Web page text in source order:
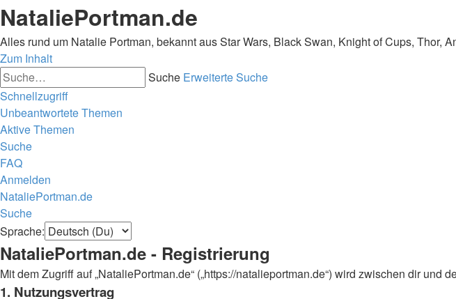
NataliePortman.de
Alles rund um Natalie Portman, bekannt aus Star Wars, Black Swan, Knight of Cups, Thor,
Zum Inhalt
Suche Erweiterte Suche
Schnellzugriff
Unbeantwortete Themen
Aktive Themen
Suche
FAQ
Anmelden
NataliePortman.de
Suche
Sprache:
NataliePortman.de - Registrierung
Mit dem Zugriff auf „NataliePortman.de“ („https://natalieportman.de“) wird zwischen dir
1. Nutzungsvertrag